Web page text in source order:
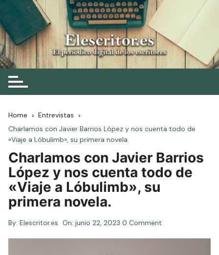
Skip
to
content
Elescritor.es
El periódico digital de los escritores
Home
Entrevistas
Charlamos con Javier Barrios López y nos cuenta todo de
«Viaje a Lóbulimb», su primera novela.
Charlamos con Javier Barrios
López y nos cuenta todo de
«Viaje a Lóbulimb», su
primera novela.
By: Elescritor.es On:junio 22, 2023 0 Comment